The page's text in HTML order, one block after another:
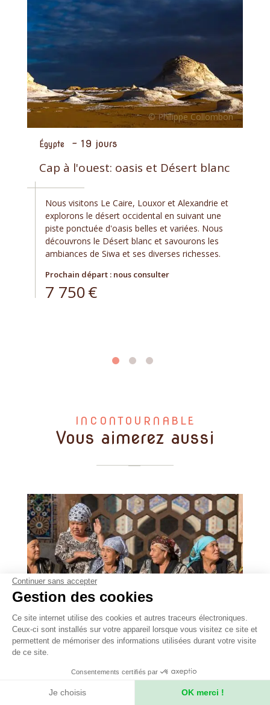
Égypte - 19 jours
Cap à l'ouest: oasis et Désert blanc
Nous visitons Le Caire, Louxor et Alexandrie et
explorons le désert occidental en suivant une
piste ponctuée d'oasis belles et variées. Nous
découvrons le Désert blanc et savourons les
ambiances de Siwa et ses diverses richesses.
Prochain départ : nous consulter
7 750€
INCONTOURNABLE
Vous aimerez aussi
Ouzbékistan
Des anciennes cités caravanières
aux rives de l'Amou-Daria
Continuer sans accepter
Gestion des cookies
Ce site internet utilise des cookies et autres traceurs électroniques.
Ceux-ci sont installés sur votre appareil lorsque vous visitez ce site et
permettent de mémoriser des informations utilisées durant votre visite
de ce site.
Consentements certifiés par
Je choisis OK merci !